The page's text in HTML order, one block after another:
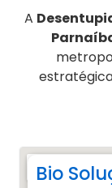
A
Bio